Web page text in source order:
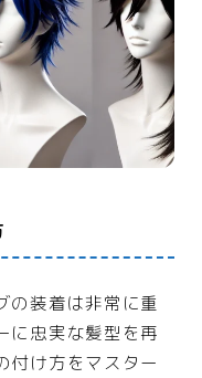
の装着は非常に重
に忠実な髪型を再
付け方をマスター